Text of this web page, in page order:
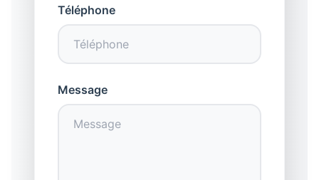
Téléphone
Message